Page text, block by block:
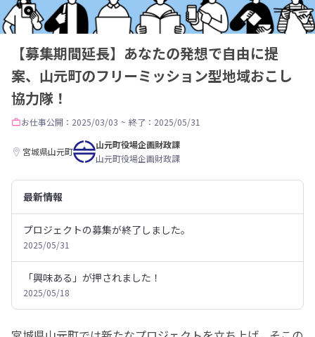
【募集期間延長】あなたの発想で自由に提
案、山元町のフリーミッション型地域おこし
協力隊！
お仕事公開：2025/03/03 ~ 終了：2025/05/31
宮城県山元町
山元町役場企画財政課
山元町役場企画財政課
最新情報
プロジェクトの募集が終了しました。
2025/05/31
「興味ある」が押されました！
2025/05/18